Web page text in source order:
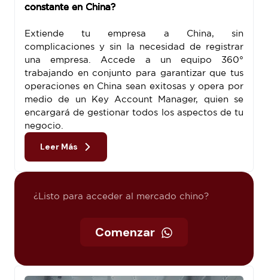
constante en China?
Extiende tu empresa a China, sin
complicaciones y sin la necesidad de registrar
una empresa. Accede a un equipo 360°
trabajando en conjunto para garantizar que tus
operaciones en China sean exitosas y opera por
medio de un Key Account Manager, quien se
encargará de gestionar todos los aspectos de tu
negocio.
Leer Más
¿Listo para acceder al mercado chino?
Comenzar